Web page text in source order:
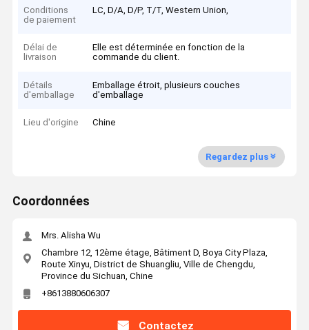
Conditions
de paiement
LC, D/A, D/P, T/T, Western Union,
Délai de
livraison
Elle est déterminée en fonction de la
commande du client.
Détails
d'emballage
Emballage étroit, plusieurs couches
d'emballage
Lieu d'origine Chine
Regardez plus
Coordonnées
Mrs. Alisha Wu
Chambre 12, 12ème étage, Bâtiment D, Boya City Plaza,
Route Xinyu, District de Shuangliu, Ville de Chengdu,
Province du Sichuan, Chine
+8613880606307
Contactez